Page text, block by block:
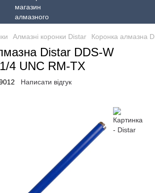
Алмазні коронки Distar Коронка алмазна
Distar DDS-W
4 UNC RM-TX
Написати відгук